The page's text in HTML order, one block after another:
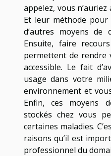
appelez, vous
Et leur méthode
d’autres moyens de
Ensuite, faire
permettent de rendre
accessible. Le fait
usage dans votre
environnement et
Enfin, ces moyens
stockés chez vous
certaines maladies.
raisons qu’il est
professionnel du